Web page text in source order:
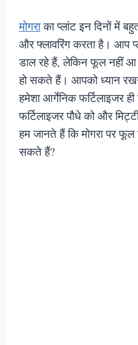
मोगराका प्लांट इन दिनों में
और फ्लावरिंग करता है। आप
डाल रहे हैं, लेकिन फूल नहीं
हो सकते हैं। आपको ध्यान
हमेशा आर्गेनिक फर्टिलाइजर
फर्टिलाइजर पौधे को और
हम जानते हैं कि मोगरा पर
सकते हैं?